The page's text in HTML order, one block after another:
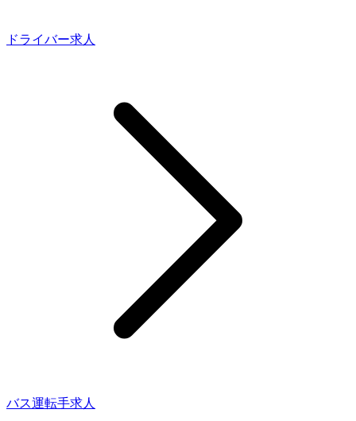
ドライバー求人
バス運転手求人